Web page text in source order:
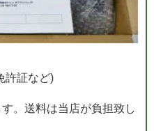
許証など)
。送料は当店が負担致し